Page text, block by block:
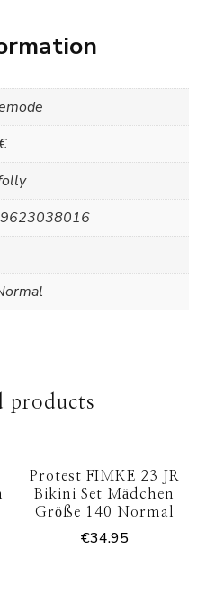
products
Protest FIMKE 23 JR
Bikini Set Mädchen
Größe 140 Normal
€34.95